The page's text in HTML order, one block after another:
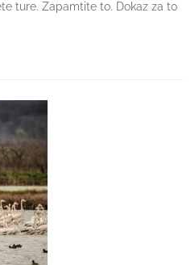
ture. Zapamtite to. Dokaz za to